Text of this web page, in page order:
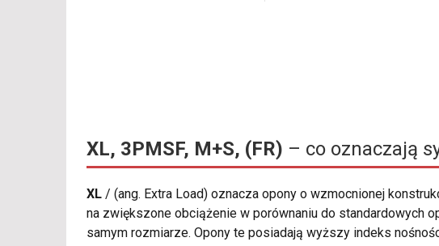
XL, 3PMSF, M+S, (FR) – co oznaczają
XL / (ang. Extra Load) oznacza opony o wzmocnionej
na zwiększone obciążenie w porównaniu do standardowych
samym rozmiarze. Opony te posiadają wyższy indeks